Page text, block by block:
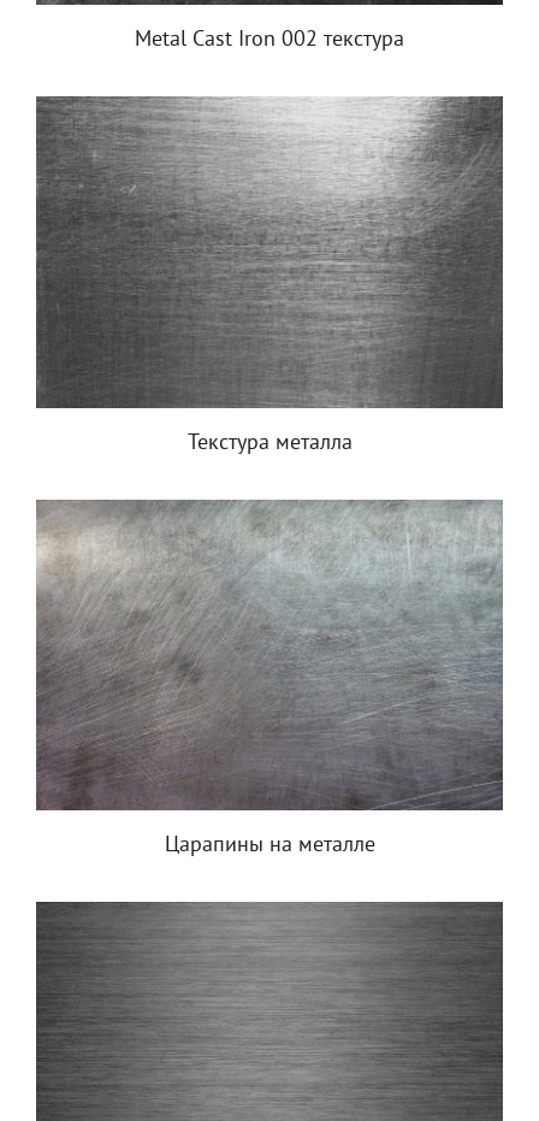
Metal Cast Iron 002 текстура
Текстура металла
Царапины на металле